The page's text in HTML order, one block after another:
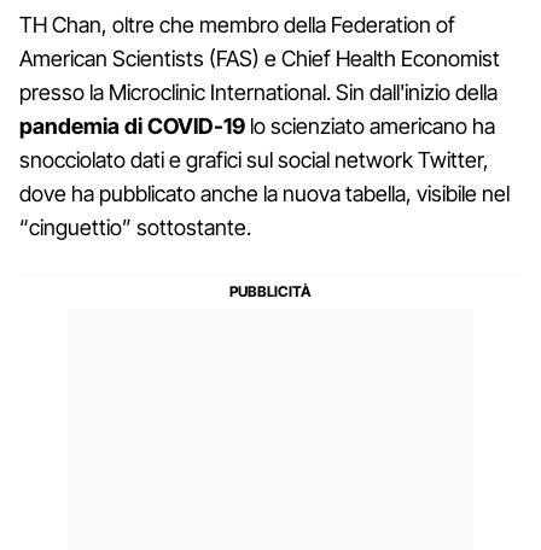
TH Chan, oltre che membro della Federation of
American Scientists (FAS) e Chief Health Economist
presso la Microclinic International. Sin dall'inizio della
pandemia di COVID-19 lo scienziato americano ha
snocciolato dati e grafici sul social network Twitter,
dove ha pubblicato anche la nuova tabella, visibile nel
“cinguettio” sottostante.